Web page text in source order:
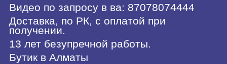
Видео по запросу в ва: 87078074444
Доставка, по РК, с оплатой при
получении.
13 лет безупречной работы.
Бутик в Алматы